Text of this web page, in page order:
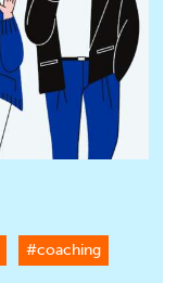
#coaching